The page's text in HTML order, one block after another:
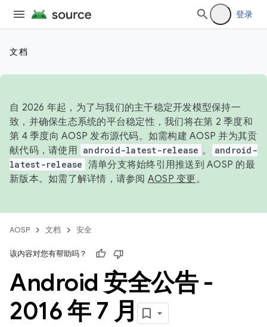
登录
文档
自 2026 年起，为了与我们的主干稳定开发模型保持一
致，并确保生态系统的平台稳定性，我们将在第 2 季度和
第 4 季度向 AOSP 发布源代码。如需构建 AOSP 并为其贡
献代码，请使用 android-latest-release 。
android-
latest-release 清单分支将始终引用推送到 AOSP 的最
新版本。如需了解详情，请参阅 AOSP 变更。
AOSP 文档 安全
该内容对您有帮助吗？
Android 安全公告 -
2016 年 7 月